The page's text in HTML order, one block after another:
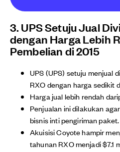
3. UPS Setuju Jual
dengan Harga Lebih
Pembelian di 2015
UPS (UPS) setuju menjual
RXO dengan harga sedikit
Harga jual lebih rendah
Penjualan ini dilakukan
bisnis inti pengiriman paket.
Akuisisi Coyote hampir
tahunan RXO menjadi $7.1